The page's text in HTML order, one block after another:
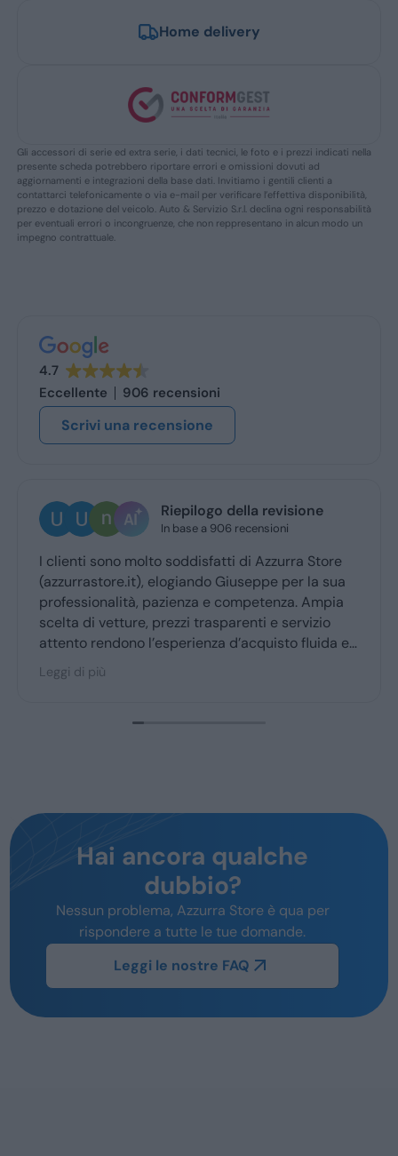
Home delivery
Gli accessori di serie ed extra serie, i dati tecnici, le foto e i prezzi indicati nella
presente scheda potrebbero riportare errori e omissioni dovuti ad
aggiornamenti e integrazioni della base dati. Invitiamo i gentili clienti a
contattarci telefonicamente o via e-mail per verificare l’effettiva disponibilità,
prezzo e dotazione del veicolo. Auto & Servizio S.r.l. declina ogni responsabilità
per eventuali errori o incongruenze, che non reppresentano in alcun modo un
impegno contrattuale.
4.7
Eccellente
906 recensioni
Scrivi una recensione
Riepilogo della revisione
In base a 906 recensioni
sono molto soddisfatti di Azzurra Store
elogiando Giuseppe per la sua
pazienza e competenza. Ampia
vetture, prezzi trasparenti e servizio
rendono l’esperienza d’acquisto fluida e
per la maggior parte degli utenti.
Ottima
Hai ancora qualche
dubbio?
Nessun problema, Azzurra Store è qua per
rispondere a tutte le tue domande.
Leggi le nostre FAQ